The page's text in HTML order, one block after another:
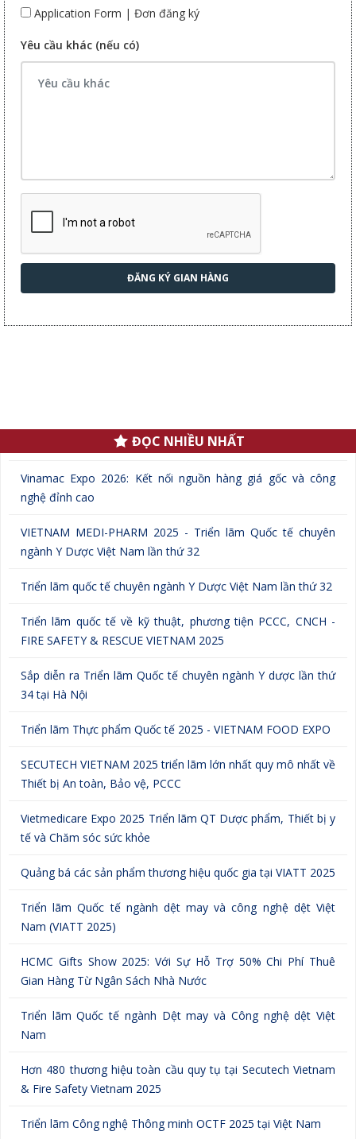
Application Form | Đơn đăng ký
Yêu cầu khác (nếu có)
ĐĂNG KÝ GIAN HÀNG
. ĐỌC NHIỀU NHẤT
Vinamac Expo 2026: Kết nối nguồn hàng giá gốc và công
nghệ đỉnh cao
VIETNAM MEDI-PHARM 2025 - Triển lãm Quốc tế chuyên
ngành Y Dược Việt Nam lần thứ 32
Triển lãm quốc tế chuyên ngành Y Dược Việt Nam lần thứ 32
Triển lãm quốc tế về kỹ thuật, phương tiện PCCC, CNCH -
FIRE SAFETY & RESCUE VIETNAM 2025
Sắp diễn ra Triển lãm Quốc tế chuyên ngành Y dược lần thứ
34 tại Hà Nội
Triển lãm Thực phẩm Quốc tế 2025 - VIETNAM FOOD EXPO
SECUTECH VIETNAM 2025 triển lãm lớn nhất quy mô nhất về
Thiết bị An toàn, Bảo vệ, PCCC
Vietmedicare Expo 2025 Triển lãm QT Dược phẩm, Thiết bị y
tế và Chăm sóc sức khỏe
Quảng bá các sản phẩm thương hiệu quốc gia tại VIATT 2025
Triển lãm Quốc tế ngành dệt may và công nghệ dệt Việt
Nam (VIATT 2025)
HCMC Gifts Show 2025: Với Sự Hỗ Trợ 50% Chi Phí Thuê
Gian Hàng Từ Ngân Sách Nhà Nước
Triển lãm Quốc tế ngành Dệt may và Công nghệ dệt Việt
Nam
Hơn 480 thương hiệu toàn cầu quy tụ tại Secutech Vietnam
& Fire Safety Vietnam 2025
Triển lãm Công nghệ Thông minh OCTF 2025 tại Việt Nam